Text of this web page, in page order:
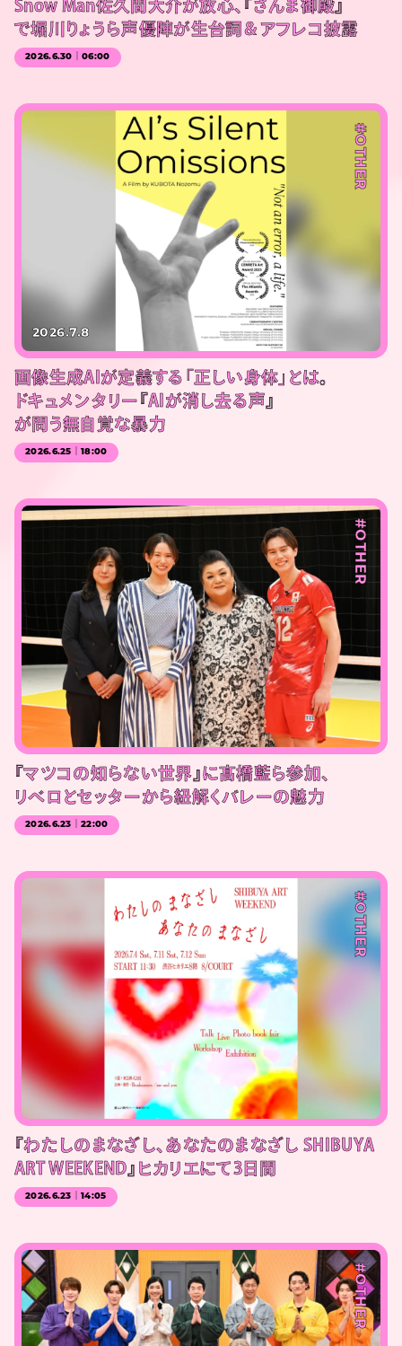
Snow Man佐久間大介が放心、『さんま御殿』
で堀川りょうら声優陣が生台詞＆アフレコ披露
2026.6.30｜06:00
#OTHER
2026.7.8
画像生成AIが定義する「正しい身体」とは。
ドキュメンタリー『AIが消し去る声』
が問う無自覚な暴力
2026.6.25｜18:00
#OTHER
『マツコの知らない世界』に髙橋藍ら参加、
リベロとセッターから紐解くバレーの魅力
2026.6.23｜22:00
#OTHER
『わたしのまなざし、あなたのまなざし SHIBUYA
ART WEEKEND』ヒカリエにて3日間
2026.6.23｜14:05
#OTHER